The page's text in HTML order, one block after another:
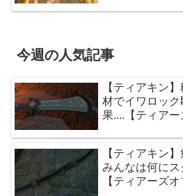
今週の人気記事
【ティアキン
材でイワロッ
果....【ティアー
【ティアキン
みんなは何にス
【ティアーズ